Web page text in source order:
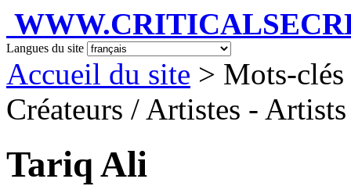
Langues du site
Accueil du site > Mots-
Créateurs / Artistes -
Tariq Ali